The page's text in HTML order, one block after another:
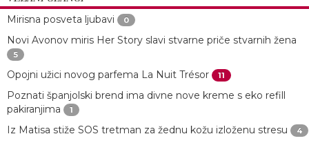
Mirisna posveta ljubavi
0
Novi Avonov miris Her Story slavi stvarne priče stvarnih žena
5
Opojni užici novog parfema La Nuit Trésor 11
Poznati španjolski brend ima divne nove kreme s eko refill
pakiranjima
1
Iz Matisa stiže SOS tretman za žednu kožu izloženu stresu 4